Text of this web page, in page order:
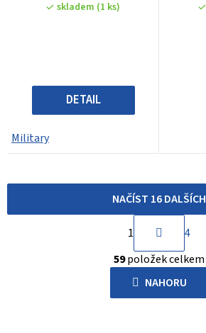
skladem (1 ks)
DETAIL
Military
O
v
l
á
NAČÍST 16 DALŠÍCH
t
r
á
n
1
4
59položek celkem
NAHORU